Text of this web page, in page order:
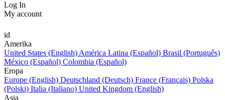
Log In
My account
id
Amerika
United States (English) América Latina (Español) Brasil (Português)
México (Español) Colombia (Español)
Eropa
Europe (English) Deutschland (Deutsch) France (Français) Polska
(Polski) Italia (Italiano) United Kingdom (English)
Asia